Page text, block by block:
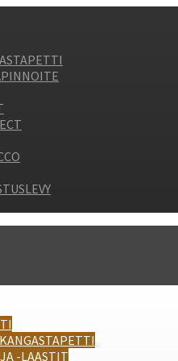
-LAASTIT